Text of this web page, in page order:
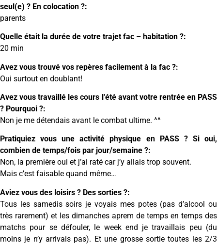
seul(e) ? En colocation ?:
parents
Quelle était la durée de votre trajet fac – habitation ?:
20 min
Avez vous trouvé vos repères facilement à la fac ?:
Oui surtout en doublant!
Avez vous travaillé les cours l’été avant votre rentrée en PASS
? Pourquoi ?:
Non je me détendais avant le combat ultime. ^^
Pratiquiez vous une activité physique en PASS ? Si oui,
combien de temps/fois par jour/semaine ?:
Non, la première oui et j’ai raté car j’y allais trop souvent.
Mais c’est faisable quand même…
Aviez vous des loisirs ? Des sorties ?:
Tous les samedis soirs je voyais mes potes (pas d’alcool ou
très rarement) et les dimanches aprem de temps en temps des
matchs pour se défouler, le week end je travaillais peu (du
moins je n’y arrivais pas). Et une grosse sortie toutes les 2/3